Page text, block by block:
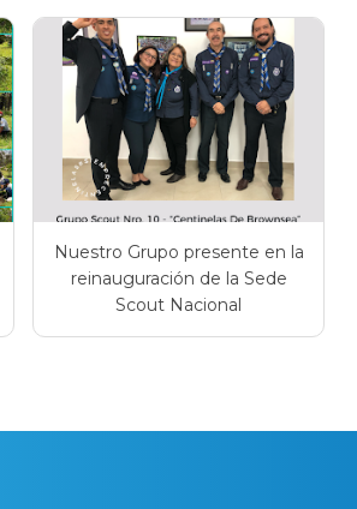
Nuestro Grupo presente en la
reinauguración de la Sede
Scout Nacional